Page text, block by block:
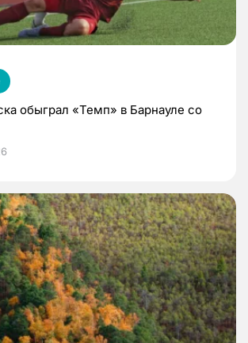
обыграл «Темп» в Барнауле со